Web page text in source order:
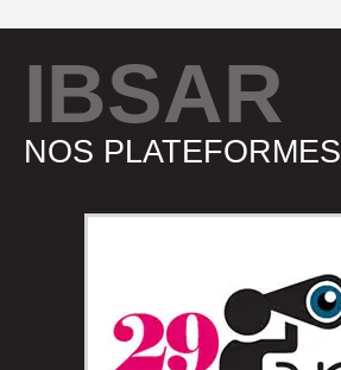
IBSAR
NOS PLATEFORMES